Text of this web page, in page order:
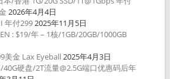
2026年4月4日
年付2992025年11月5日
: $19/年 – 1核/1GB/20GB/1000GB
美金 Lax Eyeball 2025年4月3日
40G硬盘/2T流量@2.5G端口优惠码后年